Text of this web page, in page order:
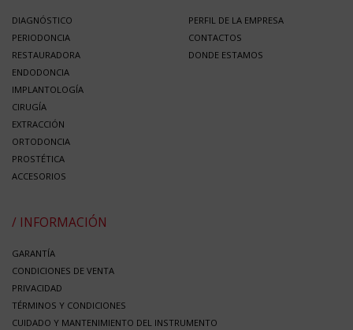
DIAGNÓSTICO
PERIODONCIA
RESTAURADORA
ENDODONCIA
IMPLANTOLOGÍA
CIRUGÍA
EXTRACCIÓN
ORTODONCIA
PROSTÉTICA
ACCESORIOS
PERFIL DE LA EMPRESA
CONTACTOS
DONDE ESTAMOS
/ INFORMACIÓN
GARANTÍA
CONDICIONES DE VENTA
PRIVACIDAD
TÉRMINOS Y CONDICIONES
CUIDADO Y MANTENIMIENTO DEL INSTRUMENTO